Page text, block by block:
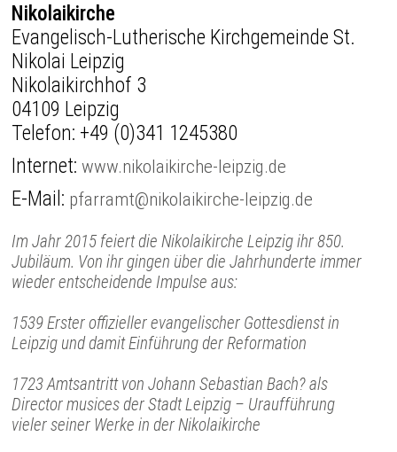
Nikolaikirche
Evangelisch-Lutherische Kirchgemeinde St.
Nikolai Leipzig
Nikolaikirchhof 3
04109 Leipzig
Telefon: +49 (0)341 1245380
Internet:www.nikolaikirche-leipzig.de
E-Mail: pfarramt@nikolaikirche-leipzig.de
Im Jahr 2015 feiert die Nikolaikirche Leipzig ihr 850.
Jubiläum. Von ihr gingen über die Jahrhunderte immer
wieder entscheidende Impulse aus:
1539 Erster offizieller evangelischer Gottesdienst in
Leipzig und damit Einführung der Reformation
1723 Amtsantritt von Johann Sebastian Bach? als
Director musices der Stadt Leipzig – Uraufführung
vieler seiner Werke in der Nikolaikirche